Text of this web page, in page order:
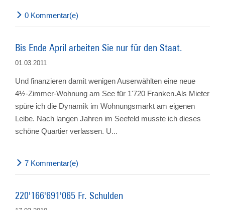
0 Kommentar(e)
Bis Ende April arbeiten Sie nur für den Staat.
01.03.2011
Und finanzieren damit wenigen Auserwählten eine neue
4½-Zimmer-Wohnung am See für 1'720 Franken.Als Mieter
spüre ich die Dynamik im Wohnungsmarkt am eigenen
Leibe. Nach langen Jahren im Seefeld musste ich dieses
schöne Quartier verlassen. U...
7 Kommentar(e)
220'166'691'065 Fr. Schulden